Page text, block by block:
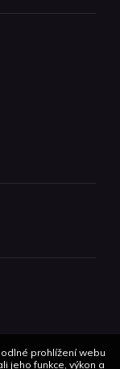
prohlížení webu
jeho funkce, výkon a